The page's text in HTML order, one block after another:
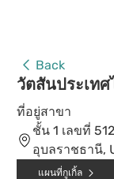
Back
วัตสันประเท
ที่อยู่สาขา
ชั้น 1 เลขที่
อุบลราชธานี,
แผนที่กูเกิ้ล